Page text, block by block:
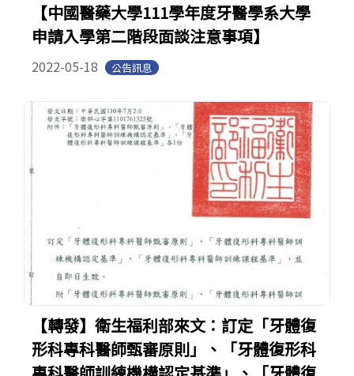
【中國醫藥大學111學年度牙醫學系大學
申請入學第二階段面談注意事項】
2022-05-18 公告訊息
【轉發】衛生福利部來文：訂定「牙體復
形科專科醫師甄審原則」、「牙體復形科